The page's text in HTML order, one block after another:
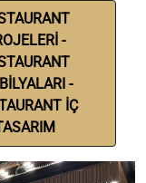
-
-
İÇ